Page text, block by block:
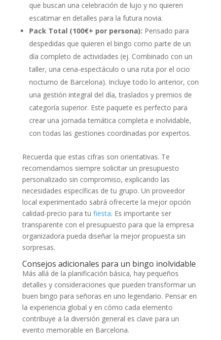
que buscan una celebración de lujo y no quieren
escatimar en detalles para la futura novia.
Pack Total (100€+ por persona): Pensado para
despedidas que quieren el bingo como parte de un
día completo de actividades (ej. Combinado con un
taller, una cena-espectáculo o una ruta por el ocio
nocturno de Barcelona). Incluye todo lo anterior, con
una gestión integral del día, traslados y premios de
categoría superior. Este paquete es perfecto para
crear una jornada temática completa e inolvidable,
con todas las gestiones coordinadas por expertos.
Recuerda que estas cifras son orientativas. Te
recomendamos siempre solicitar un presupuesto
personalizado sin compromiso, explicando las
necesidades específicas de tu grupo. Un proveedor
local experimentado sabrá ofrecerte la mejor opción
calidad-precio para tu fiesta. Es importante ser
transparente con el presupuesto para que la empresa
organizadora pueda diseñar la mejor propuesta sin
sorpresas.
Consejos adicionales para un bingo inolvidable
Más allá de la planificación básica, hay pequeños
detalles y consideraciones que pueden transformar un
buen bingo para señoras en uno legendario. Pensar en
la experiencia global y en cómo cada elemento
contribuye a la diversión general es clave para un
evento memorable en Barcelona.